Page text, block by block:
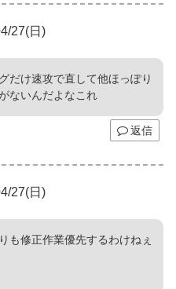
27(日)
だけ速攻で直して他ほっぽり
ないんだよなこれ
返信
27(日)
も修正作業優先するわけねぇ